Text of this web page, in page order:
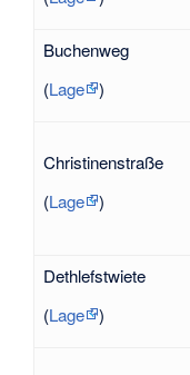
Buchenweg
(Lage )
Christinenstraße
(Lage )
Dethlefstwiete
(Lage )